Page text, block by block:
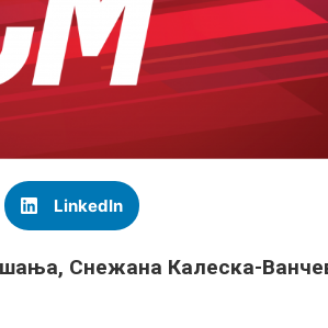
LinkedIn
Снежана Калеска-